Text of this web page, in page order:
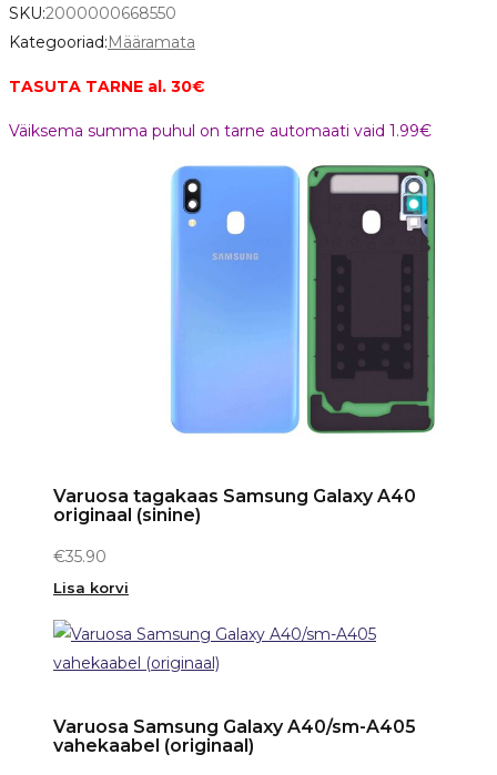
SKU:2000000668550
Kategooriad:Määramata
TASUTA TARNE al. 30€
Väiksema summa puhul on tarne automaati vaid 1.99€
Varuosa tagakaas Samsung Galaxy A40
originaal (sinine)
€35.90
Lisa korvi
Varuosa Samsung Galaxy A40/sm-A405
vahekaabel (originaal)